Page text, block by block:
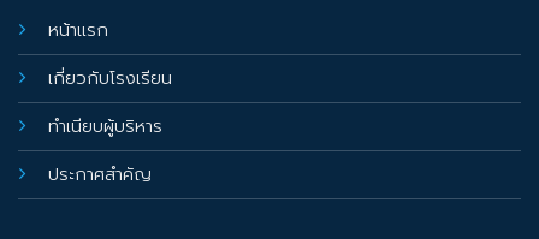
หน้าแรก
เกี่ยวกับโรงเรียน
ทำเนียบผู้บริหาร
ประกาศสำคัญ